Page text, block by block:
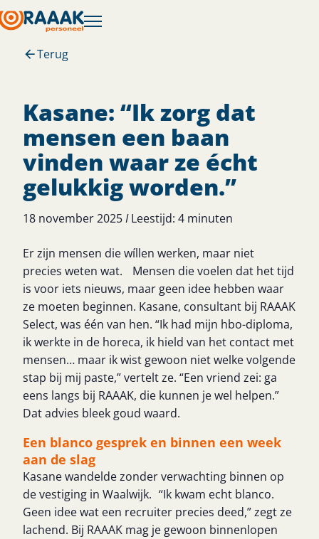
Terug
Kasane:​ “Ik zorg dat
mensen een baan
vinden waar ze écht
gelukkig worden.”
18 november 2025ILeestijd: 4 minuten
Er zijn mensen die wíllen werken, maar niet
precies weten wat. Mensen die voelen dat het tijd
is voor iets nieuws, maar geen idee hebben waar
ze moeten beginnen. Kasane, consultant bij RAAAK
Select, was één van hen. “Ik had mijn hbo-diploma,
ik werkte in de horeca, ik hield van het contact met
mensen… maar ik wist gewoon niet welke volgende
stap bij mij paste,” vertelt ze. “Een vriend zei: ga
eens langs bij RAAAK, die kunnen je wel helpen.”
Dat advies bleek goud waard.
Een blanco gesprek en binnen een week
aan de slag
Kasane wandelde zonder verwachting binnen op
de vestiging in Waalwijk. “Ik kwam echt blanco.
Geen idee wat een recruiter precies deed,” zegt ze
lachend. Bij RAAAK mag je gewoon binnenlopen